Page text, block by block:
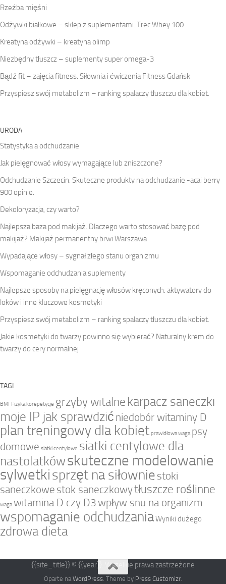
Rzeźba mięśni
Odżywki białkowe – sklep z suplementami. Trec Whey 100
Kreatyna odżywki – kreatyna olimp
Niezbędny tłuszcz – suplementy super omega-3
Bądź fit – zajęcia fitness. Siłownia i ćwiczenia Fitness Gdańsk
Przyspiesz swój metabolizm – ranking spalaczy tłuszczu dla kobiet.
URODA
Statystyka a odchudzanie
Jak pielęgnować włosy wymagające lub zniszczone?
Odchudzanie Szczecin. Skuteczne produkty na odchudzanie -acai berry
900 opinie.
Dekoloryzacja, czy warto?
Najlepsza baza pod makijaż. Dlaczego warto stosować bazę pod
makijaż? Makijaż permanentny brwi Warszawa
Wypadające włosy – sygnał złego stanu organizmu
Wspomaganie odchudzania suplementy
Najlepsze sposoby na pielęgnację włosów kręconych: aktywatory do
loków i inne kluczowe kosmetyki
Przyspiesz swój metabolizm – ranking spalaczy tłuszczu dla kobiet.
Jakie kosmetyki do twarzy powinno się wybierać? Naturalny krem do
twarzy do cery normalnej
TAGI
BMI Fizyka korepetycje grzyby witalne karpacz saneczki
moje IP jak sprawdzić niedobór witaminy D
plan treningowy dla kobiet prawidłowa waga psy
domowe siatki centylowe siatki centylowe dla
nastolatkówskuteczne modelowanie
sylwetkisprzęt na siłownie stoki
saneczkowe stok saneczkowytłuszcze roślinne
waga witamina D czy D3wpływ snu na organizm
wspomaganie odchudzaniaWyniki dużego
zdrowa dieta
{{site_title}} © {{year}}. Wszelkie prawa zastrzeżone
Oparte naWordPress. Theme by Press Customizr.